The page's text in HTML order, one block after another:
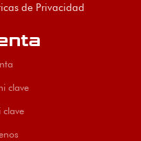
de Privacidad
clave
clave